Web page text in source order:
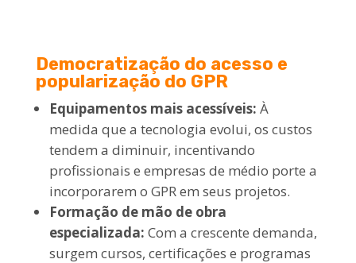
Democratização do acesso e
popularização do GPR
Equipamentos mais acessíveis: À
medida que a tecnologia evolui, os custos
tendem a diminuir, incentivando
profissionais e empresas de médio porte a
incorporarem o GPR em seus projetos.
Formação de mão de obra
especializada: Com a crescente demanda,
surgem cursos, certificações e programas